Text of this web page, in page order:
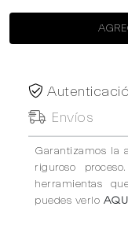
Envíos
Garantizamos la
riguroso
herramientas
puedes verlo